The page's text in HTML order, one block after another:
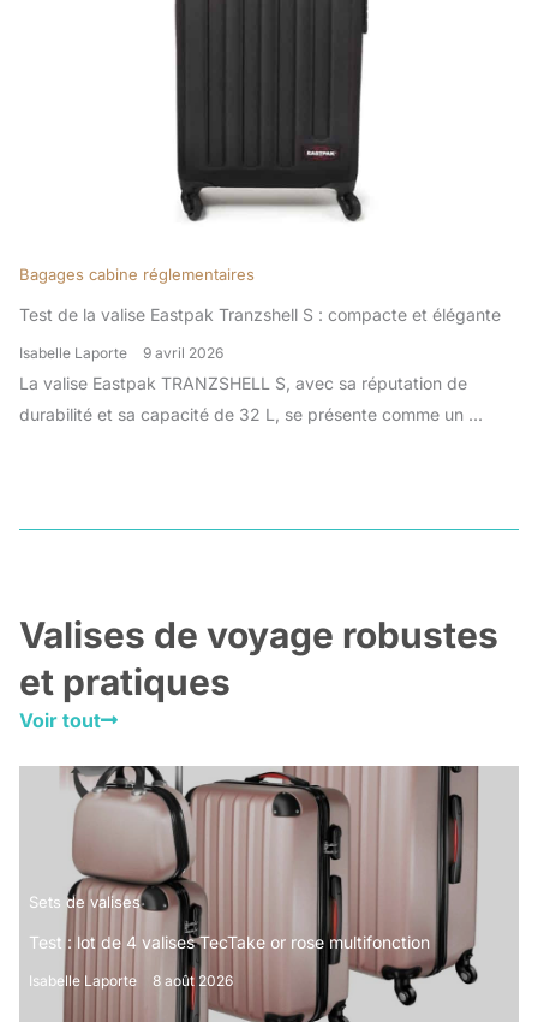
Bagages cabine réglementaires
Test de la valise Eastpak Tranzshell S : compacte et élégante
Isabelle Laporte 9 avril 2026
La valise Eastpak TRANZSHELL S, avec sa réputation de
durabilité et sa capacité de 32 L, se présente comme un ...
Valises de voyage robustes
et pratiques
Voir tout
Sets de valises
Test : lot de 4 valises TecTake or rose multifonction
Isabelle Laporte 8 août 2026